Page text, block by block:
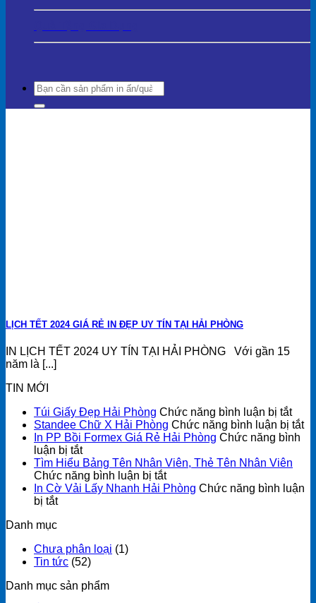
Search
for:
LỊCH TẾT 2024 GIÁ RẺ IN ĐẸP UY TÍN TẠI HẢI PHÒNG
IN LỊCH TẾT 2024 UY TÍN TẠI HẢI PHÒNG Với gần 15
năm là [...]
TIN MỚI
Túi Giấy Đẹp Hải Phòng Chức năng bình luận bị tắtở
Túi
Giấy
Hải
Standee Chữ X Hải Phòng Chức năng bình luận bị tắtở
In PP Bồi Formex Giá Rẻ Hải Phòng Chức năng bình
luận bị tắtở
In
PP
Bồi
Phòng
Tìm Hiểu Bảng Tên Nhân Viên, Thẻ Tên Nhân Viên
Chức năng bình luận bị tắtở
Tìm
In Cờ Vải Lấy Nhanh Hải Phòng Chức năng bình luận
bị tắtở
Lấy
Nhanh
Phòng
Danh mục
Chưa phân loại (1)
Tin tức (52)
Danh mục sản phẩm